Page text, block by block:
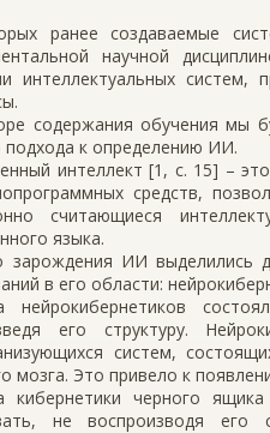
ранее создаваемые
научной
интеллектуальных
содержания обучения мы
подхода к определению ИИ.
интеллект [1, с. 15] –
средств,
считающиеся
языка.
зарождения ИИ выделились
в его области:
нейрокибернетиков
его структуру.
систем,
мозга. Это привело к
кибернетики черного
не воспроизводя его